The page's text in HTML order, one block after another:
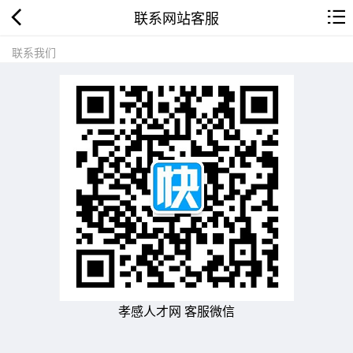
联系网站客服
联系我们
孝感人才网 客服微信